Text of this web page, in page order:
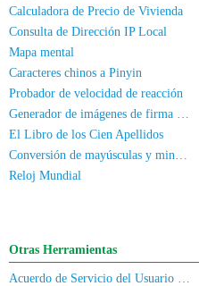
Calculadora de Precio de Vivienda
Consulta de Dirección IP Local
Mapa mental
Caracteres chinos a Pinyin
Probador de velocidad de reacción
Generador de imágenes de firma manuscrita
El Libro de los Cien Apellidos
Conversión de mayúsculas y minúsculas
Reloj Mundial
Otras Herramientas
Acuerdo de Servicio del Usuario y Política de Privacidad